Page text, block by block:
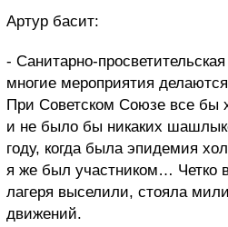
Артур басит:
- Санитарно-
многие мероприятия
При Советском Союзе все бы
и не было бы никаких
году, когда была эпидемия
я же был участником… Четко
лагеря выселили, стояла
движений.